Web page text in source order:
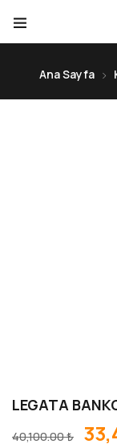
Ana Sayfa
LEGATA
40,100.00₺